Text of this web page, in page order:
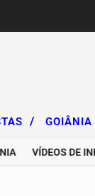
/ GOIÂNIA
VÍDEOS DE